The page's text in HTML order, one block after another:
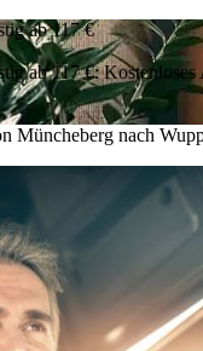
ab 117 €
ab 117 €:
Müncheberg nach